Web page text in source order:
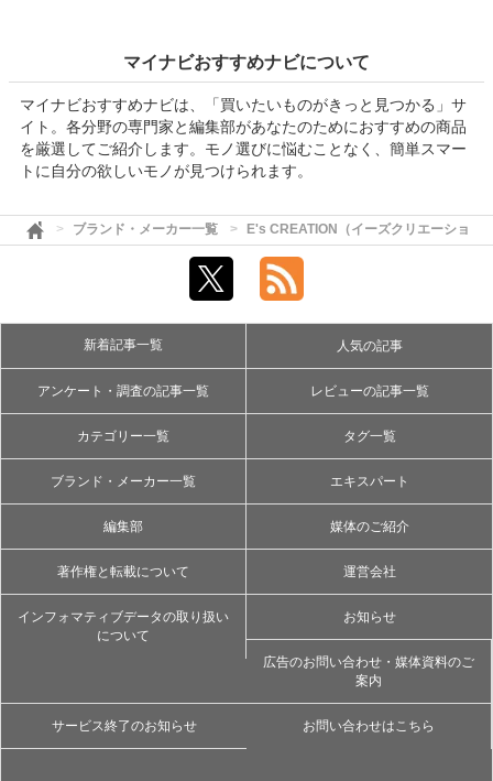
マイナビおすすめナビについて
マイナビおすすめナビは、「買いたいものがきっと見つかる」サ
イト。各分野の専門家と編集部があなたのためにおすすめの商品
を厳選してご紹介します。モノ選びに悩むことなく、簡単スマー
トに自分の欲しいモノが見つけられます。
ブランド・メーカー一覧 E's CREATION（イーズクリエーション
新着記事一覧 人気の記事
アンケート・調査の記事一覧 レビューの記事一覧
カテゴリー一覧 タグ一覧
ブランド・メーカー一覧 エキスパート
編集部 媒体のご紹介
著作権と転載について 運営会社
インフォマティブデータの取り扱い
について
お知らせ
広告のお問い合わせ・媒体資料のご
案内
サービス終了のお知らせ お問い合わせはこちら